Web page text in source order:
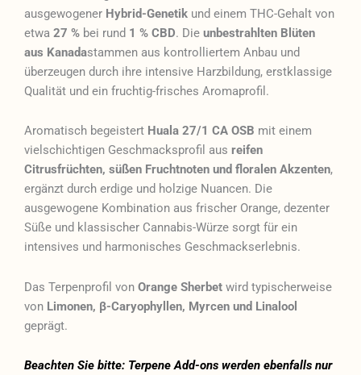
ausgewogener Hybrid-Genetik und einem THC-Gehalt von
etwa 27 % bei rund 1 % CBD. Die unbestrahlten Blüten
aus Kanadastammen aus kontrolliertem Anbau und
überzeugen durch ihre intensive Harzbildung, erstklassige
Qualität und ein fruchtig-frisches Aromaprofil.
Aromatisch begeistert Huala 27/1 CA OSB mit einem
vielschichtigen Geschmacksprofil aus reifen
Citrusfrüchten, süßen Fruchtnoten und floralen Akzenten,
ergänzt durch erdige und holzige Nuancen. Die
ausgewogene Kombination aus frischer Orange, dezenter
Süße und klassischer Cannabis-Würze sorgt für ein
intensives und harmonisches Geschmackserlebnis.
Das Terpenprofil von Orange Sherbet wird typischerweise
von Limonen, β-Caryophyllen, Myrcen und Linalool
geprägt.
Beachten Sie bitte: Terpene Add-ons werden ebenfalls nur